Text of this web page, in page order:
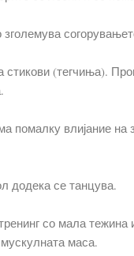
стикови (тегчиња).
влијание на
додека се танцува.
со мала
маса.